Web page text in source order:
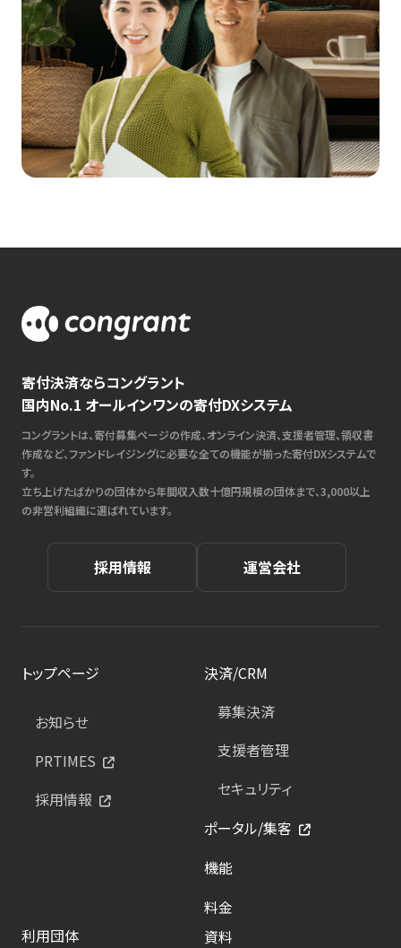
寄付決済ならコングラント
国内No.1 オールインワンの寄付DXシステム
コングラントは、寄付募集ページの作成、オンライン決済、支援者管理、領収書
作成など、ファンドレイジングに必要な全ての機能が揃った寄付DXシステムで
す。
立ち上げたばかりの団体から年間収入数十億円規模の団体まで、3,000以上
の非営利組織に選ばれています。
採用情報 運営会社
トップページ
お知らせ
PRTIMES
採用情報
決済/CRM
募集決済
支援者管理
セキュリティ
ポータル/集客
機能
料金
利用団体
資料